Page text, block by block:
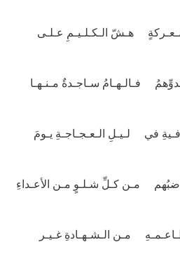
هـشّ الـكـلـيـمِ عـلـى
فـالـهـامُ سـاجـدةٌ مـنـهـا
في لـيـلِ الـعـجـاجـةِ يـومَ
مـن كـلِّ شـلـوٍ مـن الأعـداءِ
مـن الـشـهـادةِ غـيـر